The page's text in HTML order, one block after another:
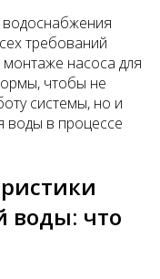
водоснабжения
требований
насоса для
чтобы не
системы, но и
воды в процессе
воды: что